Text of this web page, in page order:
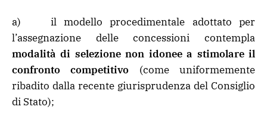
a) il modello procedimentale adottato per
l’assegnazione delle concessioni contempla
modalità di selezione non idonee a stimolare il
confronto competitivo (come uniformemente
ribadito dalla recente giurisprudenza del Consiglio
di Stato);